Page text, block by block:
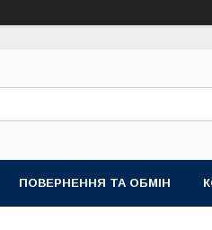
ПОВЕРНЕННЯ ТА ОБМІН